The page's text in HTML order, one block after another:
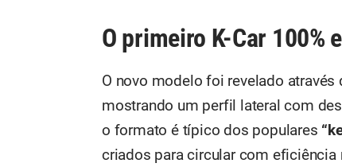
O primeiro K-Car 100%
O novo modelo foi revelado através
mostrando um perfil lateral com
o formato é típico dos populares
criados para circular com